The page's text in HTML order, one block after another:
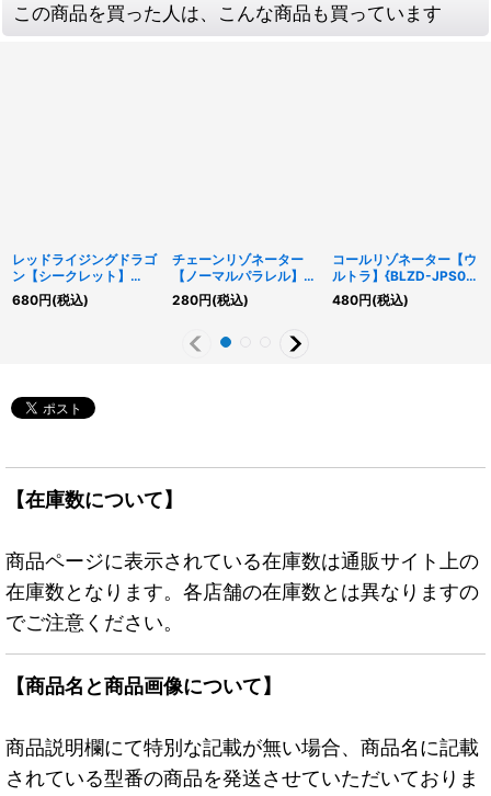
この商品を買った人は、こんな商品も買っています
レッドライジングドラゴ
ン【シークレット】
{SD46-JPP04}《シン
クロ》
680円(税込)
チェーンリゾネーター
【ノーマルパラレル】
{SPHR-JP018}《モンス
ター》
280円(税込)
コールリゾネーター【ウ
ルトラ】{BLZD-JPS07}
《魔法》
480円(税込)
【在庫数について】
商品ページに表示されている在庫数は通販サイト上の
在庫数となります。各店舗の在庫数とは異なりますの
でご注意ください。
【商品名と商品画像について】
商品説明欄にて特別な記載が無い場合、商品名に記載
されている型番の商品を発送させていただいておりま